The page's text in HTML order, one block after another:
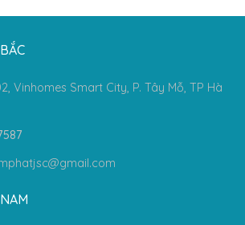
Vinhomes Smart City, P. Tây Mỗ, TP Hà